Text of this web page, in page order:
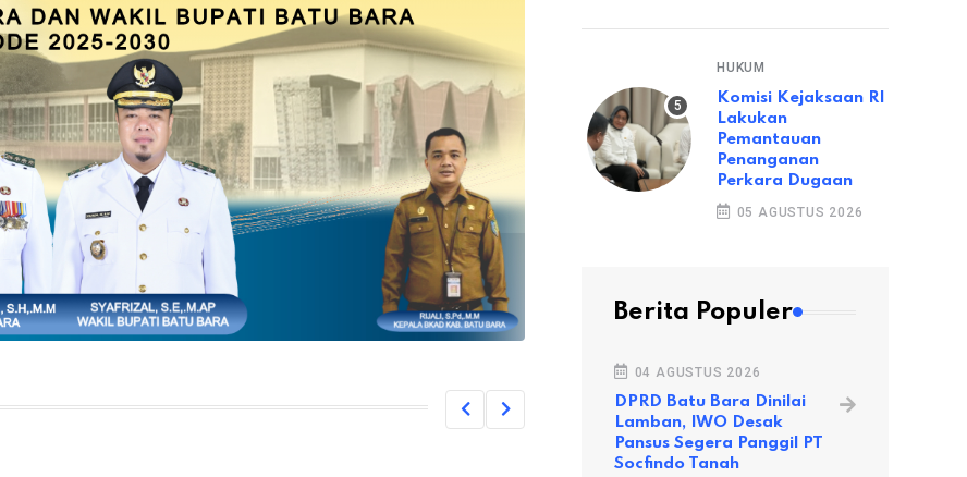
HUKUM
Komisi Kejaksaan RI
Lakukan
Pemantauan
Penanganan
Perkara Dugaan
05 AGUSTUS 2026
Berita Populer
04 AGUSTUS 2026
DPRD Batu Bara Dinilai
Lamban, IWO Desak
Pansus Segera Panggil PT
Socfindo Tanah